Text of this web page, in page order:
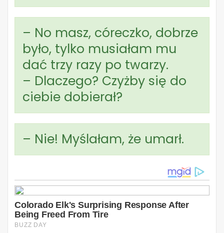
– No masz, córeczko, dobrze
było, tylko musiałam mu
dać trzy razy po twarzy.
– Dlaczego? Czyżby się do
ciebie dobierał?
– Nie! Myślałam, że umarł.